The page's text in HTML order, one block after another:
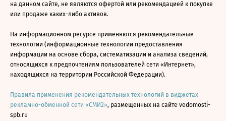
на данном сайте, не являются офертой или рекомендацией к покупке
или продаже каких-либо активов.
На информационном ресурсе применяются рекомендательные
технологии (информационные технологии предоставления
информации на основе сбора, систематизации и анализа сведений,
относящихся к предпочтениям пользователей сети «Интернет»,
находящихся на территории Российской Федерации).
Правила применения рекомендательных технологий в виджетах
рекламно-обменной сети «СМИ2», размещенных на сайте vedomosti-
spb.ru